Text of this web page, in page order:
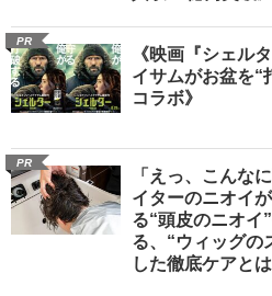
PR
《映画『シェル
イサムがお盆を“
コラボ》
PR
「えっ、こんな
イターのニオイ
る“頭皮のニオイ
る、“ウィッグの
した徹底ケアとは